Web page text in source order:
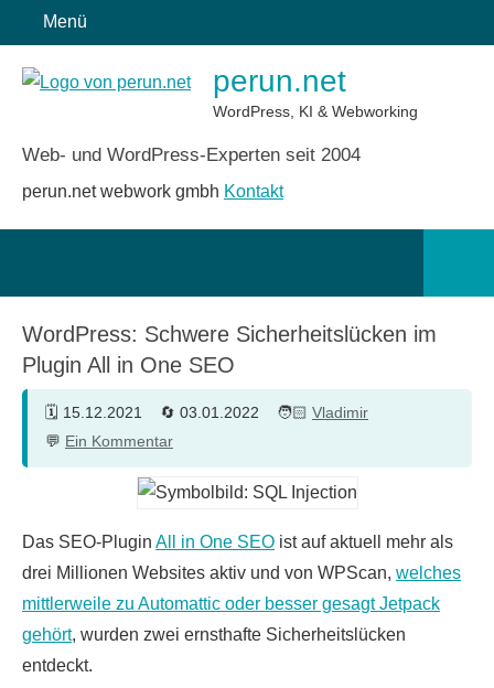
Inhalt
springen
Menü
perun.net
WordPress, KI & Webworking
Web- und WordPress-Experten seit 2004
perun.net webwork gmbh Kontakt
WordPress: Schwere Sicherheitslücken im
Plugin All in One SEO
15.12.2021 03.01.2022
Vladimir
Ein Kommentar
Das SEO-Plugin All in One SEO ist auf aktuell mehr als
drei Millionen Websites aktiv und von WPScan, welches
mittlerweile zu Automattic oder besser gesagt Jetpack
gehört, wurden zwei ernsthafte Sicherheitslücken
entdeckt.